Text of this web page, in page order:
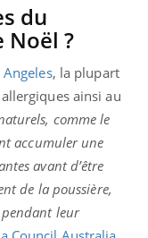
du
Noël ?
, la plupart
ainsi au
comme le
accumuler une
avant d’être
de la poussière,
pendant leur